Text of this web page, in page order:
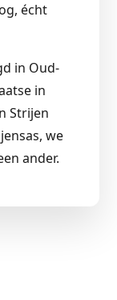
écht
in Oud-
in
Strijen
we
ander.